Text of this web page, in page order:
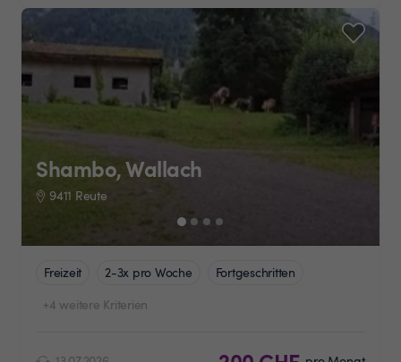
Shambo, Wallach
9411 Reute
Freizeit 2-3x pro Woche
Fortgeschritten
+4 weitere Kriterien